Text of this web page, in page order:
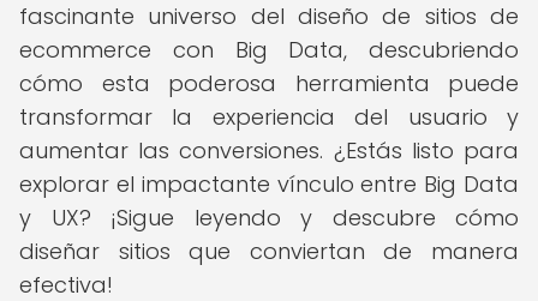
fascinante universo del diseño de sitios de
ecommerce con Big Data, descubriendo
cómo esta poderosa herramienta puede
transformar la experiencia del usuario y
aumentar las conversiones. ¿Estás listo para
explorar el impactante vínculo entre Big Data
y UX? ¡Sigue leyendo y descubre cómo
diseñar sitios que conviertan de manera
efectiva!